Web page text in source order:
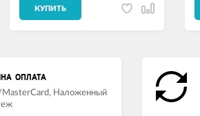
КУПИТЬ
ОПЛАТА
MasterCard, Наложенный